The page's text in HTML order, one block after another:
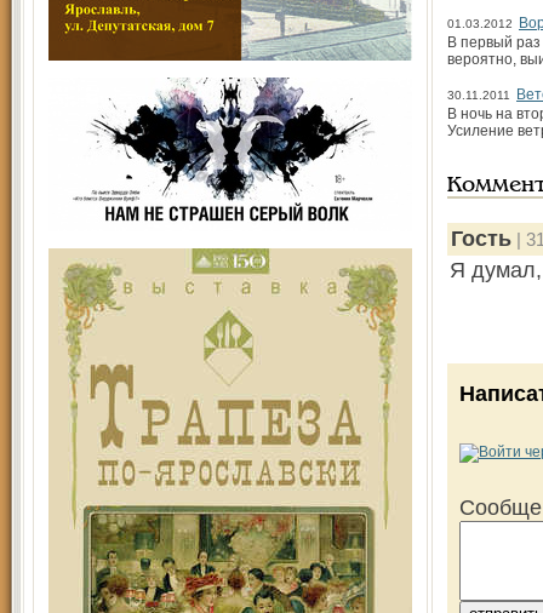
01.03.2012
В первый
вероятно,
30.11.2011
В ночь на
Усиление
Гость |
Я думал,